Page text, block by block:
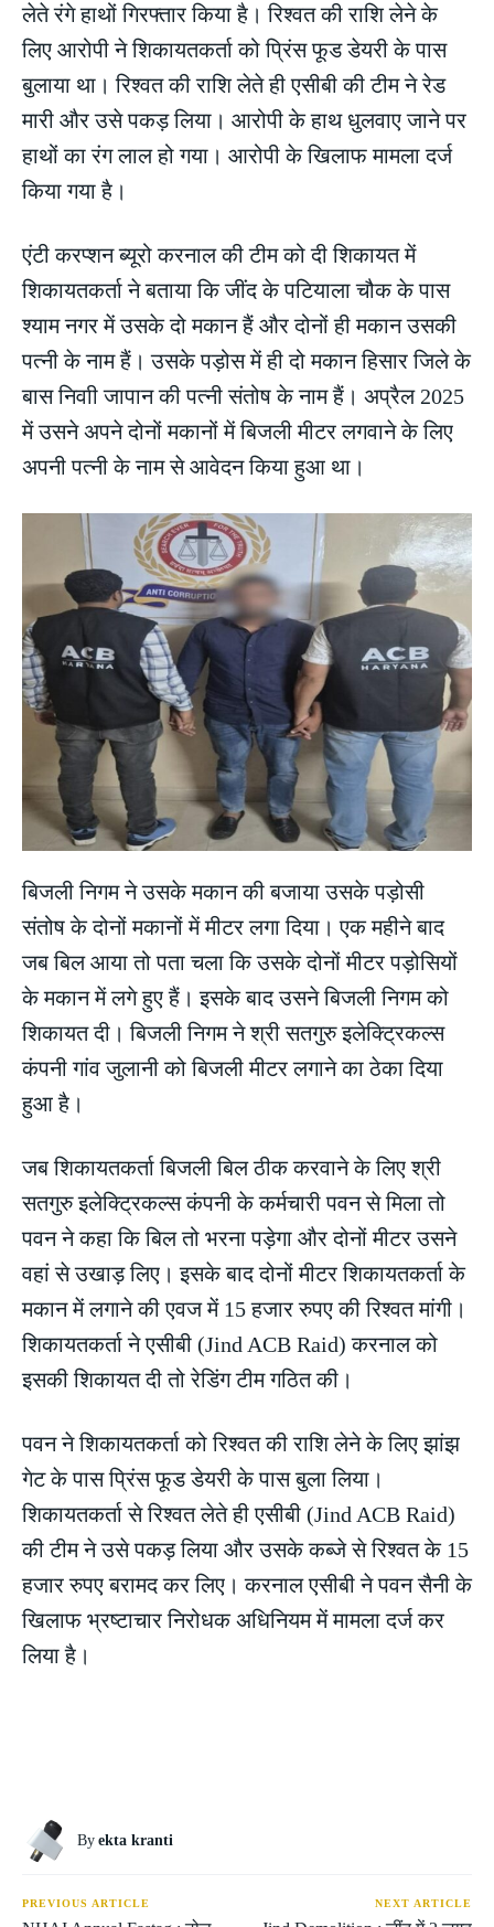
लेते रंगे हाथों गिरफ्तार किया है। रिश्वत की राशि लेने के
लिए आरोपी ने शिकायतकर्ता को प्रिंस फूड डेयरी के पास
बुलाया था। रिश्वत की राशि लेते ही एसीबी की टीम ने रेड
मारी और उसे पकड़ लिया। आरोपी के हाथ धुलवाए जाने पर
हाथों का रंग लाल हो गया। आरोपी के खिलाफ मामला दर्ज
किया गया है।
एंटी करप्शन ब्यूरो करनाल की टीम को दी शिकायत में
शिकायतकर्ता ने बताया कि जींद के पटियाला चौक के पास
श्याम नगर में उसके दो मकान हैं और दोनों ही मकान उसकी
पत्नी के नाम हैं। उसके पड़ोस में ही दो मकान हिसार जिले के
बास निवाी जापान की पत्नी संतोष के नाम हैं। अप्रैल 2025
में उसने अपने दोनों मकानों में बिजली मीटर लगवाने के लिए
अपनी पत्नी के नाम से आवेदन किया हुआ था।
बिजली निगम ने उसके मकान की बजाया उसके पड़ोसी
संतोष के दोनों मकानों में मीटर लगा दिया। एक महीने बाद
जब बिल आया तो पता चला कि उसके दोनों मीटर पड़ोसियों
के मकान में लगे हुए हैं। इसके बाद उसने बिजली निगम को
शिकायत दी। बिजली निगम ने श्री सतगुरु इलेक्ट्रिकल्स
कंपनी गांव जुलानी को बिजली मीटर लगाने का ठेका दिया
हुआ है।
जब शिकायतकर्ता बिजली बिल ठीक करवाने के लिए श्री
सतगुरु इलेक्ट्रिकल्स कंपनी के कर्मचारी पवन से मिला तो
पवन ने कहा कि बिल तो भरना पड़ेगा और दोनों मीटर उसने
वहां से उखाड़ लिए। इसके बाद दोनों मीटर शिकायतकर्ता के
मकान में लगाने की एवज में 15 हजार रुपए की रिश्वत मांगी।
शिकायतकर्ता ने एसीबी (Jind ACB Raid) करनाल को
इसकी शिकायत दी तो रेडिंग टीम गठित की।
पवन ने शिकायतकर्ता को रिश्वत की राशि लेने के लिए झांझ
गेट के पास प्रिंस फूड डेयरी के पास बुला लिया।
शिकायतकर्ता से रिश्वत लेते ही एसीबी (Jind ACB Raid)
की टीम ने उसे पकड़ लिया और उसके कब्जे से रिश्वत के 15
हजार रुपए बरामद कर लिए। करनाल एसीबी ने पवन सैनी के
खिलाफ भ्रष्टाचार निरोधक अधिनियम में मामला दर्ज कर
लिया है।
By ekta kranti
PREVIOUS ARTICLE NEXT ARTICLE